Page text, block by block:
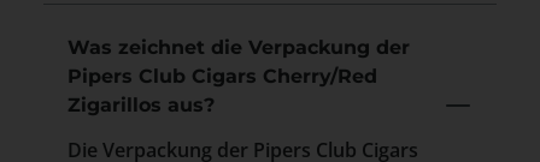
Was zeichnet die Verpackung der
Pipers Club Cigars Cherry/Red
Zigarillos aus?
Die Verpackung der Pipers Club Cigars